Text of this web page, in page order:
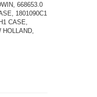
668653.0
1801090C1
CASE,
HOLLAND,